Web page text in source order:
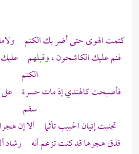
كتمت الهوى حتى أضر بك الكتم
فنم عليك الكاشحون ، وقبلهم عليك
الكتم
فأصبحت كالهندي إذ مات حسرة على
سقم
تجنبت إتيان الحبيب تأثما ألا إن
فذق هجرها قد كنت تزعم أنه رشاد